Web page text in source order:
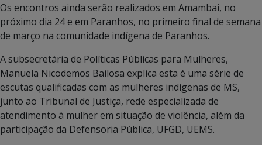
Os encontros ainda serão realizados em Amambai, no
próximo dia 24 e em Paranhos, no primeiro final de semana
de março na comunidade indígena de Paranhos.
A subsecretária de Políticas Públicas para Mulheres,
Manuela Nicodemos Bailosa explica esta é uma série de
escutas qualificadas com as mulheres indígenas de MS,
junto ao Tribunal de Justiça, rede especializada de
atendimento à mulher em situação de violência, além da
participação da Defensoria Pública, UFGD, UEMS.